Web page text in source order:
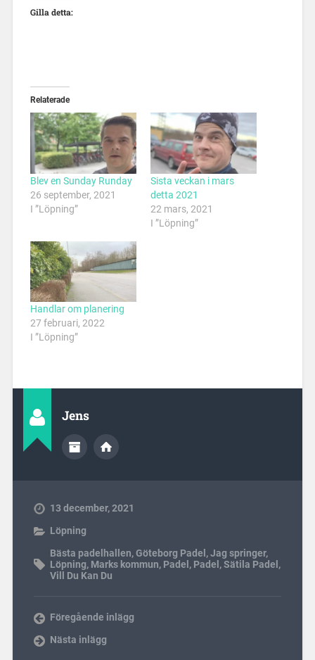
Gilla detta:
Relaterade
Blev en Sunday Runday
26 september, 2021
I ”Löpning”
Sista veckan i mars
detta 2021
22 mars, 2021
I ”Löpning”
Handlar om planering
27 februari, 2022
I ”Löpning”
Jens
13 december, 2021
Löpning
Bästa padelhallen,Göteborg Padel ,Jag springer,
Löpning, Marks kommun, Padel , Padel ,Sätila Padel ,
Vill Du Kan Du
Föregående inlägg
Nästa inlägg